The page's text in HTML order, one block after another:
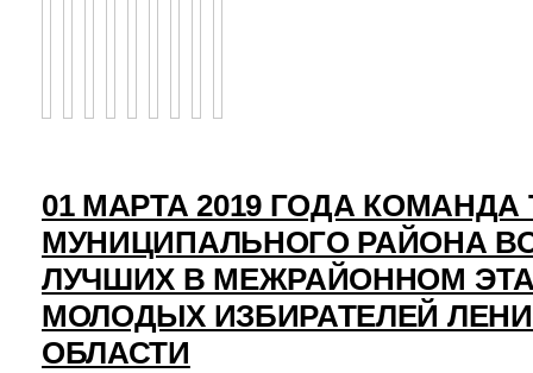
01 МАРТА 2019 ГОДА
МУНИЦИПАЛЬНОГО РАЙОНА
ЛУЧШИХ В МЕЖРАЙОННОМ
МОЛОДЫХ ИЗБИРАТЕЛЕЙ
ОБЛАСТИ